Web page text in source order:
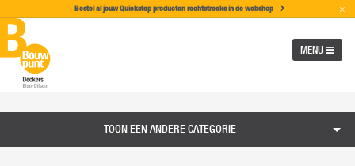
Bestel al jouw Quickstep producten rechtstreeks in de webshop ×
MENU
TOON EEN ANDERE CATEGORIE